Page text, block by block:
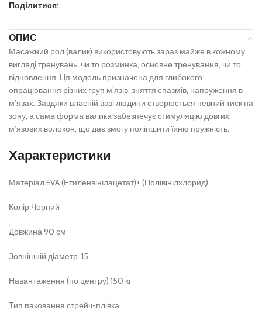
Поділитися:
ОПИС
Масажний рол (валик) використовують зараз майже в кожному
вигляді тренувань, чи то розминка, основне тренування, чи то
відновлення. Ця модель призначена для глибокого
опрацювання різних груп м’язів, зняття спазмів, напруження в
м’язах. Завдяки власній вазі людини створюється певний тиск на
зону, а сама форма валика забезпечує стимуляцію довгих
м’язових волокон, що дає змогу поліпшити їхню пружність.
Характеристики
Матеріал EVA (Етиленвінілацетат)+ (Полівінілхлорид)
Колір Чорний
Довжина 90 см
Зовнішній діаметр 15
Навантаження (по центру) 150 кг
Тип паковання стрейч-плівка